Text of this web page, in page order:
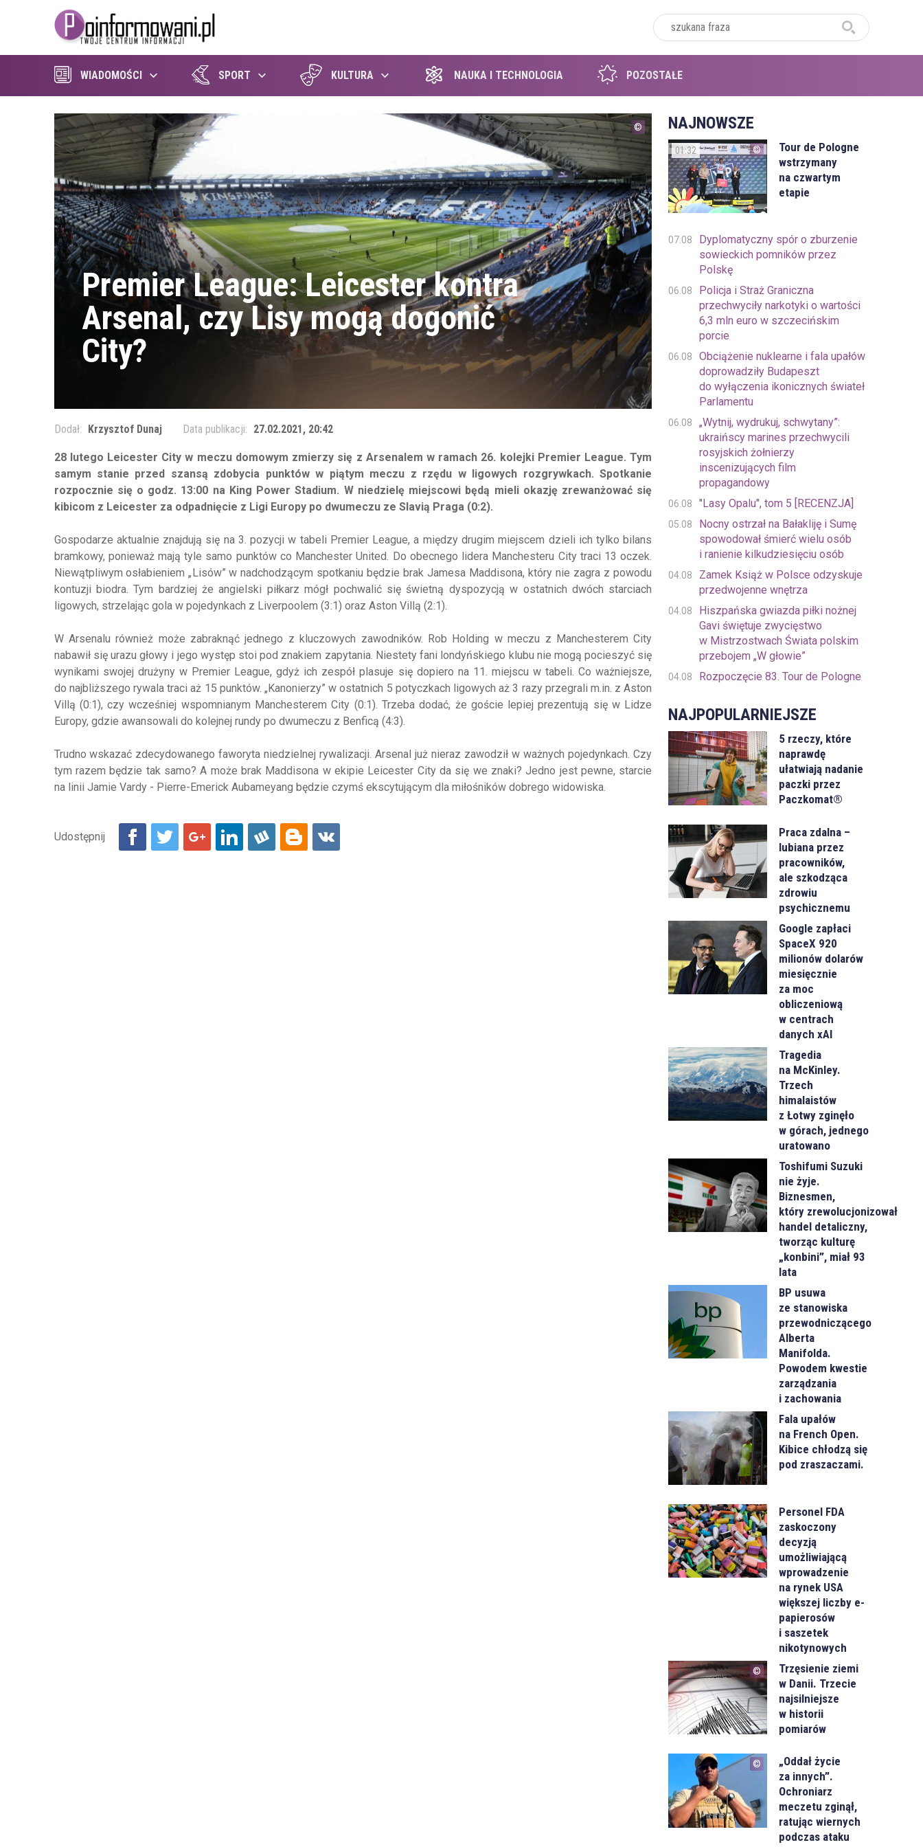
WIADOMOŚCI SPORT KULTURA NAUKA I TECHNOLOGIA POZOSTAŁE
Premier League: Leicester kontra
Arsenal, czy Lisy mogą dogonić
City?
Dodał: Krzysztof Dunaj Data publikacji: 27.02.2021, 20:42
28 lutego Leicester City w meczu domowym zmierzy się z Arsenalem w ramach 26. kolejki Premier League. Tym
samym stanie przed szansą zdobycia punktów w piątym meczu z rzędu w ligowych rozgrywkach. Spotkanie
rozpocznie się o godz. 13:00 na King Power Stadium. W niedzielę miejscowi będą mieli okazję zrewanżować się
kibicom z Leicester za odpadnięcie z Ligi Europy po dwumeczu ze Slavią Praga (0:2).
Gospodarze aktualnie znajdują się na 3. pozycji w tabeli Premier League, a między drugim miejscem dzieli ich tylko bilans
bramkowy, ponieważ mają tyle samo punktów co Manchester United. Do obecnego lidera Manchesteru City traci 13 oczek.
Niewątpliwym osłabieniem „ Lisów” w nadchodzącym spotkaniu będzie brak Jamesa Maddisona, który nie zagra z powodu
kontuzji biodra. Tym bardziej że angielski piłkarz mógł pochwalić się świetną dyspozycją w ostatnich dwóch starciach
ligowych, strzelając gola w pojedynkach z Liverpoolem (3:1) oraz Aston Villą (2:1).
W Arsenalu również może zabraknąć jednego z kluczowych zawodników. Rob Holding w meczu z Manchesterem City
nabawił się urazu głowy i jego występ stoi pod znakiem zapytania. Niestety fani londyńskiego klubu nie mogą pocieszyć się
wynikami swojej drużyny w Premier League, gdyż ich zespół plasuje się dopiero na 11. miejscu w tabeli. Co ważniejsze,
do najbliższego rywala traci aż 15 punktów. „ Kanonierzy” w ostatnich 5 potyczkach ligowych aż 3 razy przegrali m.in. z Aston
Villą (0:1), czy wcześniej wspomnianym Manchesterem City (0:1). Trzeba dodać, że goście lepiej prezentują się w Lidze
Europy, gdzie awansowali do kolejnej rundy po dwumeczu z Benficą (4:3).
Trudno wskazać zdecydowanego faworyta niedzielnej rywalizacji. Arsenal już nieraz zawodził w ważnych pojedynkach. Czy
tym razem będzie tak samo? A może brak Maddisona w ekipie Leicester City da się we znaki? Jedno jest pewne, starcie
na linii Jamie Vardy - Pierre-Emerick Aubameyang będzie czymś ekscytującym dla miłośników dobrego widowiska.
NAJNOWSZE
01:32
Tour de Pologne
wstrzymany
na czwartym
etapie
07.08
Dyplomatyczny spór o zburzenie
sowieckich pomników przez
Polskę
06.08
Policja i Straż Graniczna
przechwyciły narkotyki o wartości
6,3 mln euro w szczecińskim
porcie
06.08
Obciążenie nuklearne i fala upałów
doprowadziły Budapeszt
do wyłączenia ikonicznych świateł
Parlamentu
06.08
„Wytnij, wydrukuj, schwytany”:
ukraińscy marines przechwycili
rosyjskich żołnierzy
inscenizujących film
propagandowy
06.08 "Lasy Opalu", tom 5 [RECENZJA]
05.08
Nocny ostrzał na Bałakliję i Sumę
spowodował śmierć wielu osób
i ranienie kilkudziesięciu osób
04.08
Zamek Książ w Polsce odzyskuje
przedwojenne wnętrza
04.08
Hiszpańska gwiazda piłki nożnej
Gavi świętuje zwycięstwo
w Mistrzostwach Świata polskim
przebojem „W głowie”
04.08 Rozpoczęcie 83. Tour de Pologne
NAJPOPULARNIEJSZE
5 rzeczy, które
naprawdę
ułatwiają nadanie
paczki przez
Paczkomat®
Praca zdalna –
lubiana przez
pracowników,
ale szkodząca
zdrowiu
psychicznemu
Google zapłaci
SpaceX 920
milionów dolarów
miesięcznie
za moc
obliczeniową
w centrach
danych xAI
Tragedia
na McKinley.
Trzech
himalaistów
z Łotwy zginęło
w górach, jednego
uratowano
Toshifumi Suzuki
nie żyje.
Biznesmen,
który zrewolucjonizował
handel detaliczny,
tworząc kulturę
„konbini”, miał 93
lata
BP usuwa
ze stanowiska
przewodniczącego
Alberta
Manifolda.
Powodem kwestie
zarządzania
i zachowania
Fala upałów
na French Open.
Kibice chłodzą się
pod zraszaczami.
Personel FDA
zaskoczony
decyzją
umożliwiającą
wprowadzenie
na rynek USA
większej liczby e-
papierosów
i saszetek
nikotynowych
Trzęsienie ziemi
w Danii. Trzecie
najsilniejsze
w historii
pomiarów
„Oddał życie
za innych”.
Ochroniarz
meczetu zginął,
ratując wiernych
podczas ataku